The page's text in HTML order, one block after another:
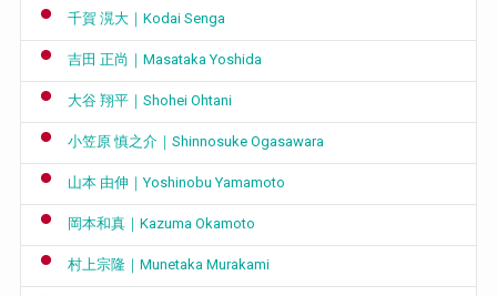
千賀 滉大｜Kodai Senga
吉田 正尚｜Masataka Yoshida
大谷 翔平｜Shohei Ohtani
小笠原 慎之介｜Shinnosuke Ogasawara
山本 由伸｜Yoshinobu Yamamoto
岡本和真｜Kazuma Okamoto
村上宗隆｜Munetaka Murakami